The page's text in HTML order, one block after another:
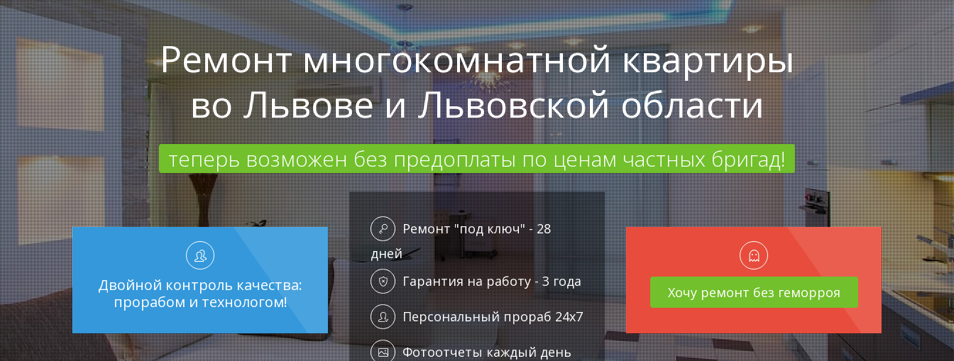
Ремонт многокомнатной квартиры
во Львове и Львовской области
теперь возможен без предоплаты по ценам частных бригад!
Двойной контроль качества:
прорабом и технологом!
Ремонт "под ключ" - 28
дней
Гарантия на работу - 3 года
Персональный прораб 24x7
Фотоотчеты каждый день
Хочу ремонт без геморроя